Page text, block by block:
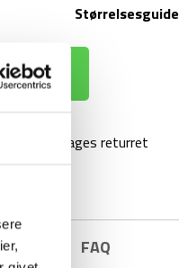
Størrelsesguide
100 dages returret
BRAND FAQ